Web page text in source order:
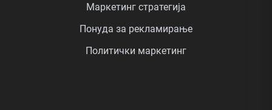
Маркетинг стратегија
Понуда за рекламирање
Политички маркетинг